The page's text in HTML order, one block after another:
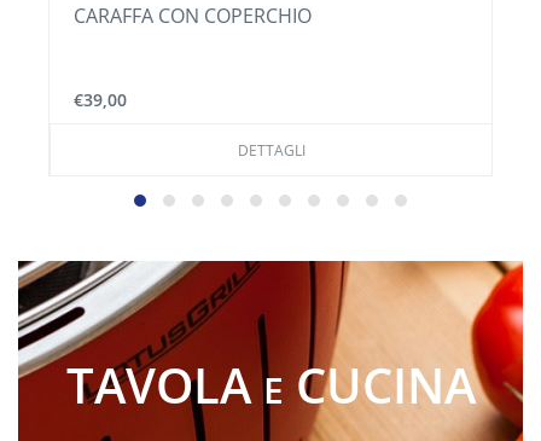
CARAFFA CON COPERCHIO
€39,00
DETTAGLI
TAVOLAE CUCINA